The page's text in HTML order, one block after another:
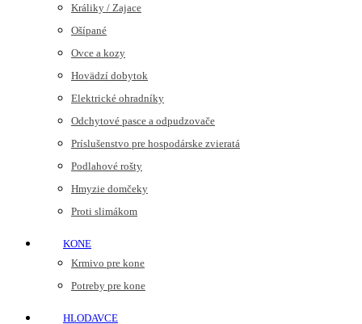
Králiky / Zajace
Ošípané
Ovce a kozy
Hovädzí dobytok
Elektrické ohradníky
Odchytové pasce a odpudzovače
Príslušenstvo pre hospodárske zvieratá
Podlahové rošty
Hmyzie domčeky
Proti slimákom
KONE
Krmivo pre kone
Potreby pre kone
HLODAVCE